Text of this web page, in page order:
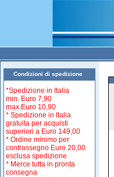
Condizioni di spedizione
*Spedizione in Italia
min. Euro 7,90
max.Euro 10,90
* Spedizione in Italia
gratuita per acquisti
superiori a Euro 149,00
* Ordine minimo per
contrassegno Euro 20,00
esclusa spedizione
* Merce tutta in pronta
consegna